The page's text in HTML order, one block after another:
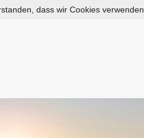
dass wir Cookies verwenden.